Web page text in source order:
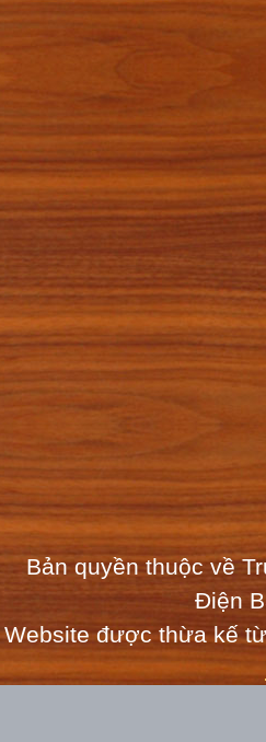
Bản quyền thuộc về
Điện
Website được thừa kế